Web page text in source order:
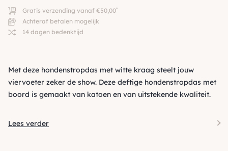
Gratis verzending vanaf €50,00*
Achteraf betalen mogelijk
14 dagen bedenktijd
Met deze hondenstropdas met witte kraag steelt jouw
viervoeter zeker de show. Deze deftige hondenstropdas met
boord is gemaakt van katoen en van uitstekende kwaliteit.
Lees verder